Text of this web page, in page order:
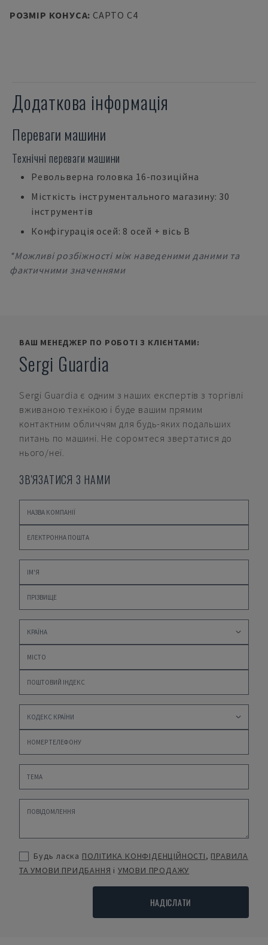
РОЗМІР КОНУСА: CAPTO C4
Додаткова інформація
Переваги машини
Технічні переваги машини
Револьверна головка 16-позиційна
Місткість інструментального магазину: 30
інструментів
Конфігурація осей: 8 осей + вісь В
*Можливі розбіжності між наведеними даними та
фактичними значеннями
ВАШ МЕНЕДЖЕР ПО РОБОТІ З КЛІЄНТАМИ:
Sergi Guardia
Sergi Guardia є одним з наших експертів з торгівлі
вживаною технікою і буде вашим прямим
контактним обличчям для будь-яких подальших
питань по машині. Не соромтеся звертатися до
нього/неї.
ЗВ'ЯЗАТИСЯ З НАМИ
Будь ласка ПОЛІТИКА КОНФІДЕНЦІЙНОСТІ, ПРАВИЛА
ТА УМОВИ ПРИДБАННЯ і УМОВИ ПРОДАЖУ
НАДІСЛАТИ